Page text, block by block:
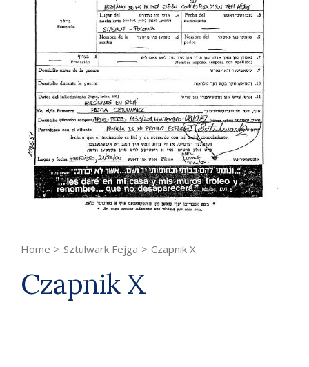
Home > Sztulwark Fejga > Czapnik X
Czapnik X